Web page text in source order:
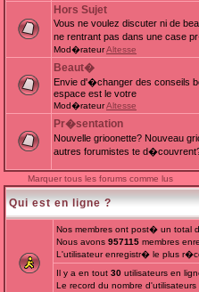
Hors Sujet
Vous ne voulez discuter ni de
ne rentrant pas dans une case
Mod�rateurAltesse
Beaut�
Envie d'�changer des conseils
espace est le votre
Mod�rateurAltesse
Pr�sentation
Nouvelle grioonette? Nouveau
autres forumistes te
Marquer tous les forums comme lus
Qui est en ligne ?
Nos membres ont post� un total
Nous avons 957115 membres
L'utilisateur enregistr� le plus
Il y a en tout 30 utilisateurs en
Le record du nombre